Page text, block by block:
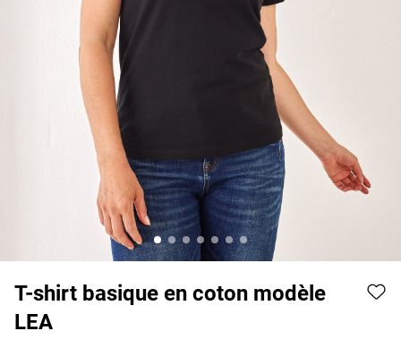
T-shirt basique en coton modèle
LEA